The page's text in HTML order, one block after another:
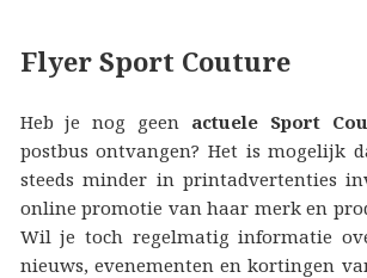
Flyer Sport Couture
Heb je nog geen actuele Sport
postbus ontvangen? Het is mogelijk
steeds minder in printadvertenties
online promotie van haar merk en
Wil je toch regelmatig informatie
nieuws, evenementen en kortingen